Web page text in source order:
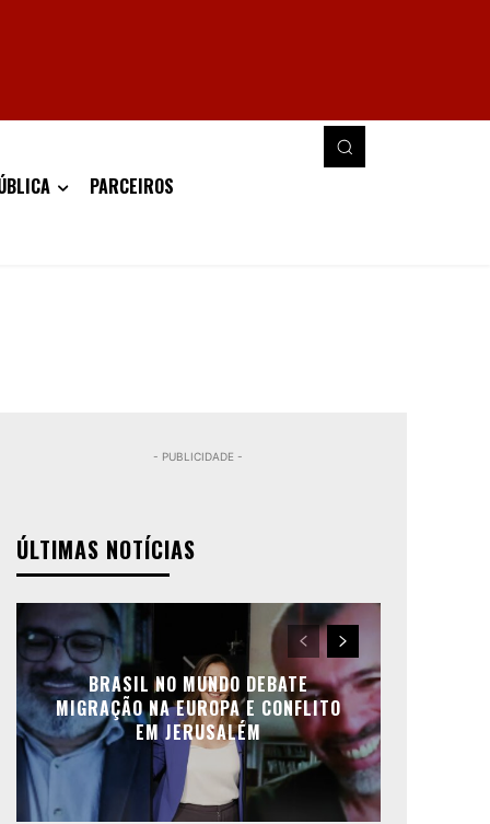
PARCEIROS
- PUBLICIDADE -
ÚLTIMAS NOTÍCIAS
BRASIL NO MUNDO DEBATE
MIGRAÇÃO NA EUROPA E CONFLITO
EM JERUSALÉM